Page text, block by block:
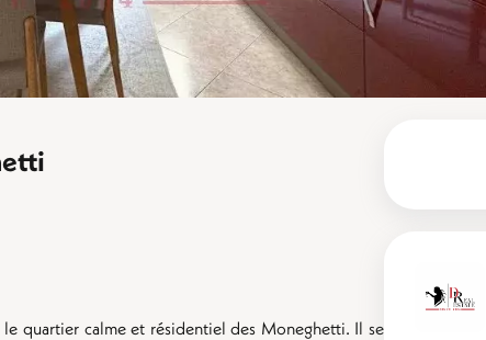
quartier calme et résidentiel des Moneghetti. Il se